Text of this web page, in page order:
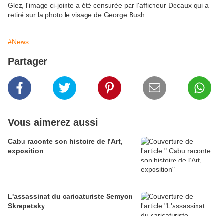
Glez, l'image ci-jointe a été censurée par l'afficheur Decaux qui a
retiré sur la photo le visage de George Bush...
#News
Partager
Vous aimerez aussi
Cabu raconte son histoire de l’Art,
exposition
L'assassinat du caricaturiste Semyon
Skrepetsky